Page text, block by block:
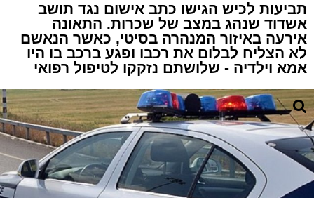
תביעות לכיש הגישו כתב אישום נגד תושב
אשדוד שנהג במצב של שכרות. התאונה
אירעה באיזור המנהרה בסיטי, כאשר הנאשם
לא הצליח לבלום את רכבו ופגע ברכב בו היו
אמא וילדיה - שלושתם נזקקו לטיפול רפואי